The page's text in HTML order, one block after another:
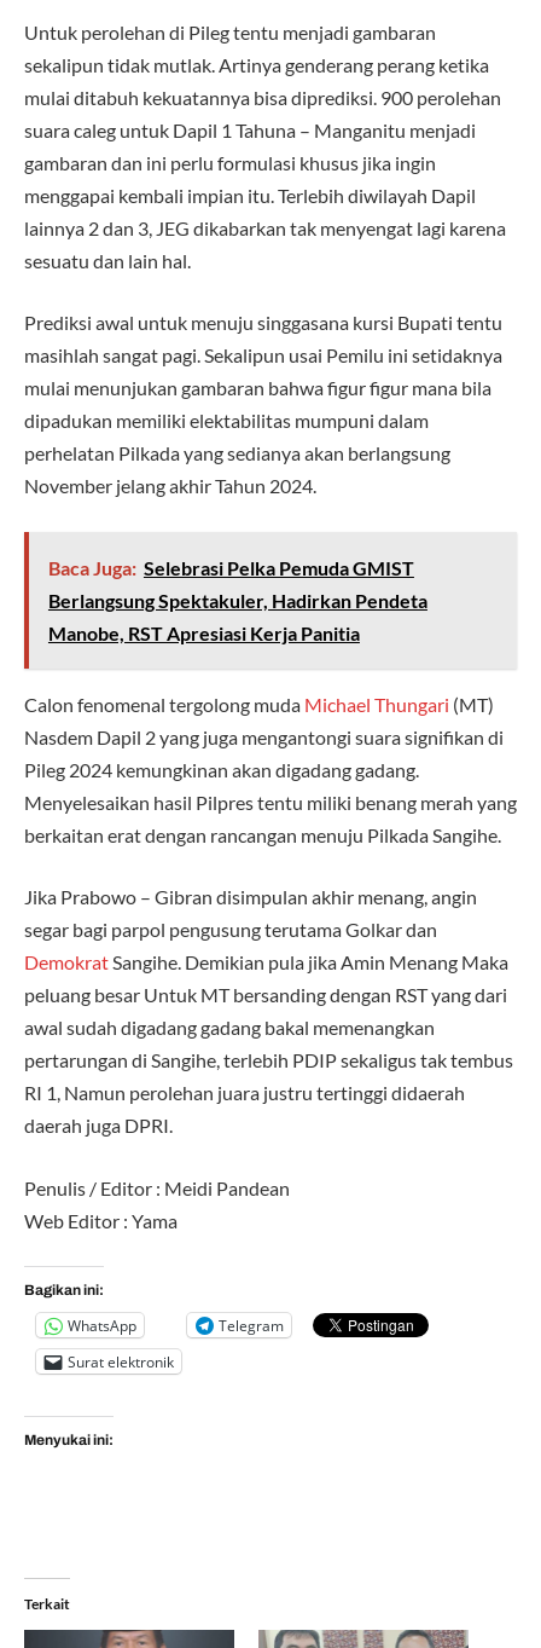
Untuk perolehan di Pileg tentu menjadi gambaran
sekalipun tidak mutlak. Artinya genderang perang ketika
mulai ditabuh kekuatannya bisa diprediksi. 900 perolehan
suara caleg untuk Dapil 1 Tahuna – Manganitu menjadi
gambaran dan ini perlu formulasi khusus jika ingin
menggapai kembali impian itu. Terlebih diwilayah Dapil
lainnya 2 dan 3, JEG dikabarkan tak menyengat lagi karena
sesuatu dan lain hal.
Prediksi awal untuk menuju singgasana kursi Bupati tentu
masihlah sangat pagi. Sekalipun usai Pemilu ini setidaknya
mulai menunjukan gambaran bahwa figur figur mana bila
dipadukan memiliki elektabilitas mumpuni dalam
perhelatan Pilkada yang sedianya akan berlangsung
November jelang akhir Tahun 2024.
Baca Juga: Selebrasi Pelka Pemuda GMIST
Berlangsung Spektakuler, Hadirkan Pendeta
Manobe, RST Apresiasi Kerja Panitia
Calon fenomenal tergolong muda Michael Thungari (MT)
Nasdem Dapil 2 yang juga mengantongi suara signifikan di
Pileg 2024 kemungkinan akan digadang gadang.
Menyelesaikan hasil Pilpres tentu miliki benang merah yang
berkaitan erat dengan rancangan menuju Pilkada Sangihe.
Jika Prabowo – Gibran disimpulan akhir menang, angin
segar bagi parpol pengusung terutama Golkar dan
DemokratSangihe. Demikian pula jika Amin Menang Maka
peluang besar Untuk MT bersanding dengan RST yang dari
awal sudah digadang gadang bakal memenangkan
pertarungan di Sangihe, terlebih PDIP sekaligus tak tembus
RI 1, Namun perolehan juara justru tertinggi didaerah
daerah juga DPRI.
Penulis / Editor : Meidi Pandean
Web Editor : Yama
Bagikan ini:
WhatsApp
Telegram
Surat elektronik
Menyukai ini:
Terkait